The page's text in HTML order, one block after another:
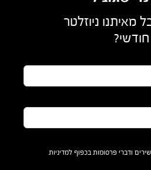
מאיתנו ניוזלטר
חודשי?
ודברי פרסומות בכפוף למדיניות